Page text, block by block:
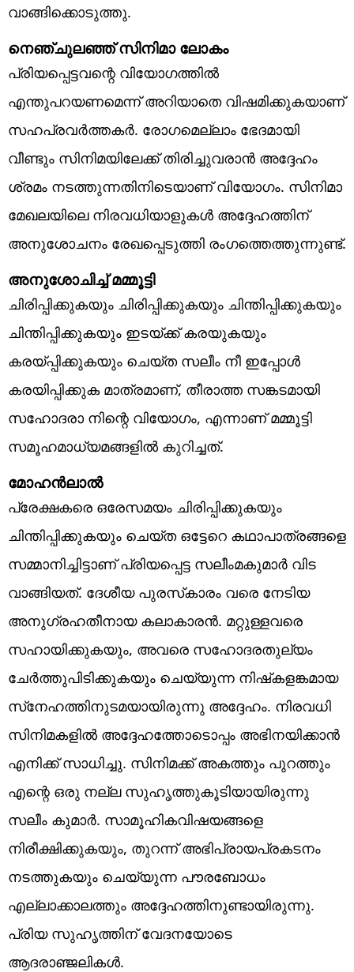
വാങ്ങിക്കൊടുത്തു.
നെഞ്ചുലഞ്ഞ് സിനിമാ ലോകം
പ്രിയപ്പെട്ടവന്റെ വിയോഗത്തില്‍
എന്തുപറയണമെന്ന് അറിയാതെ വിഷമിക്കുകയാണ്
സഹപ്രവര്‍ത്തകര്‍. രോഗമെല്ലാം ഭേദമായി
വീണ്ടും സിനിമയിലേക്ക് തിരിച്ചുവരാന്‍ അദ്ദേഹം
ശ്രമം നടത്തുന്നതിനിടെയാണ് വിയോഗം. സിനിമാ
മേഖലയിലെ നിരവധിയാളുകള്‍ അദ്ദേഹത്തിന്
അനുശോചനം രേഖപ്പെടുത്തി രംഗത്തെത്തുന്നുണ്ട്.
അനുശോചിച്ച് മമ്മൂട്ടി
ചിരിപ്പിക്കുകയും ചിരിപ്പിക്കുകയും ചിന്തിപ്പിക്കുകയും
ചിന്തിപ്പിക്കുകയും ഇടയ്ക്ക് കരയുകയും
കരയ്പ്പിക്കുകയും ചെയ്ത സലീം നീ ഇപ്പോള്‍
കരയിപ്പിക്കുക മാത്രമാണ്, തീരാത്ത സങ്കടമായി
സഹോദരാ നിന്റെ വിയോഗം, എന്നാണ് മമ്മൂട്ടി
സമൂഹമാധ്യമങ്ങളില്‍ കുറിച്ചത്.
മോഹന്‍ലാല്‍
പ്രേക്ഷകരെ ഒരേസമയം ചിരിപ്പിക്കുകയും
ചിന്തിപ്പിക്കുകയും ചെയ്ത ഒട്ടേറെ കഥാപാത്രങ്ങളെ
സമ്മാനിച്ചിട്ടാണ് പ്രിയപ്പെട്ട സലീംമകുമാര്‍ വിട
വാങ്ങിയത്. ദേശീയ പുരസ്‌കാരം വരെ നേടിയ
അനുഗ്രഹതീനായ കലാകാരന്‍. മറ്റുള്ളവരെ
സഹായിക്കുകയും, അവരെ സഹോദരതുല്യം
ചേര്‍ത്തുപിടിക്കുകയും ചെയ്യുന്ന നിഷ്‌കളങ്കമായ
സ്‌നേഹത്തിനുടമയായിരുന്നു അദ്ദേഹം. നിരവധി
സിനിമകളില്‍ അദ്ദേഹത്തോടൊപ്പം അഭിനയിക്കാന്‍
എനിക്ക് സാധിച്ചു. സിനിമക്ക് അകത്തും പുറത്തും
എന്റെ ഒരു നല്ല സുഹൃത്തുകൂടിയായിരുന്നു
സലീം കുമാര്‍. സാമൂഹികവിഷയങ്ങളെ
നിരീക്ഷിക്കുകയും, തുറന്ന് അഭിപ്രായപ്രകടനം
നടത്തുകയും ചെയ്യുന്ന പൗരബോധം
എല്ലാക്കാലത്തും അദ്ദേഹത്തിനുണ്ടായിരുന്നു.
പ്രിയ സുഹൃത്തിന് വേദനയോടെ
ആദരാഞ്ജലികള്‍.